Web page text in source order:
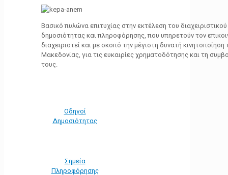
Βασικό πυλώνα επιτυχίας στην εκτέλεση του
δημοσιότητας και πληροφόρησης, που υπηρετούν τον
διαχειριστεί και με σκοπό την μέγιστη δυνατή
Μακεδονίας, για τις ευκαιρίες χρηματοδότησης και τη
τους.
Οδηγοί
Δημοσιότητας
Σημεία
Πληροφόρησης